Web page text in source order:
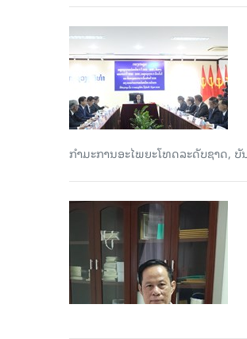
ກໍາມະການອະໄພຍະໂທດລະດັບຊາດ,